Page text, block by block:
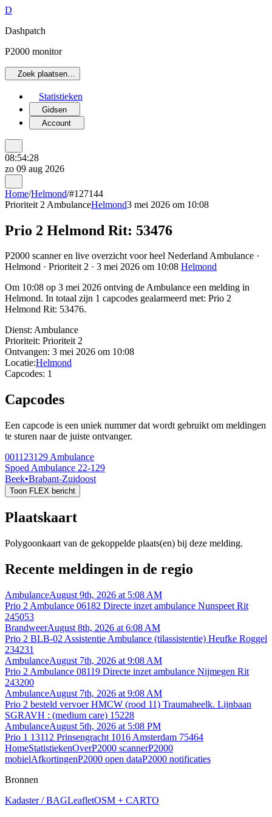
D
Dashpatch
P2000 monitor
Zoek plaatsen…
Statistieken
Gidsen
Account
08:54:28
zo 09 aug 2026
Home/Helmond/#127144
Prioriteit 2 AmbulanceHelmond3 mei 2026 om 10:08
Prio 2 Helmond Rit: 53476
P2000 scanner en live overzicht voor heel Nederland Ambulance ·
Helmond · Prioriteit 2 · 3 mei 2026 om 10:08 Helmond
Om 10:08 op 3 mei 2026 ontving de Ambulance een melding in
Helmond. In totaal zijn 1 capcodes gealarmeerd met: Prio 2
Helmond Rit: 53476.
Dienst: Ambulance
Prioriteit: Prioriteit 2
Ontvangen: 3 mei 2026 om 10:08
Locatie:Helmond
Capcodes: 1
Capcodes
Een capcode is een uniek nummer dat wordt gebruikt om meldingen
te sturen naar de juiste ontvanger.
001123129 Ambulance
Spoed Ambulance 22-129
Beek•Brabant-Zuidoost
Toon FLEX bericht
Plaatskaart
Polygoonkaart van de gekoppelde plaats(en) bij deze melding.
Recente meldingen in de regio
AmbulanceAugust 9th, 2026 at 5:08 AM
Prio 2 Ambulance 06182 Directe inzet ambulance Nunspeet Rit
245053
BrandweerAugust 8th, 2026 at 6:08 AM
Prio 2 BLB-02 Assistentie Ambulance (tilassistentie) Heufke Roggel
234231
AmbulanceAugust 7th, 2026 at 9:08 AM
Prio 2 Ambulance 08119 Directe inzet ambulance Nijmegen Rit
243200
AmbulanceAugust 7th, 2026 at 9:08 AM
Prio 2 besteld vervoer HMCW (rood 11) Traumaheelk. Lijnbaan
SGRAVH : (medium care) 15228
AmbulanceAugust 5th, 2026 at 5:08 PM
Prio 1 13112 Prinsengracht 1016 Amsterdam 75464
HomeStatistiekenOverP2000 scannerP2000
mobielAfkortingenP2000 open dataP2000 notificaties
Bronnen
Kadaster / BAGLeafletOSM + CARTO